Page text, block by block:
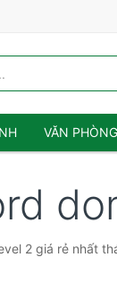
VĂN
2 giá rẻ nhất